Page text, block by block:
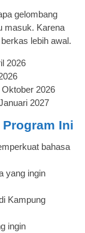
gelombang
masuk. Karena
lebih awal.
2026
2026
2027
Ini
bahasa
yang ingin
Kampung
ingin